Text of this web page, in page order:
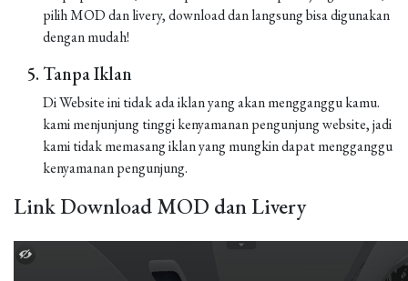
pilih MOD dan livery, download dan langsung bisa digunakan
dengan mudah!
Tanpa Iklan
Di Website ini tidak ada iklan yang akan mengganggu kamu.
kami menjunjung tinggi kenyamanan pengunjung website, jadi
kami tidak memasang iklan yang mungkin dapat mengganggu
kenyamanan pengunjung.
Link Download MOD dan Livery